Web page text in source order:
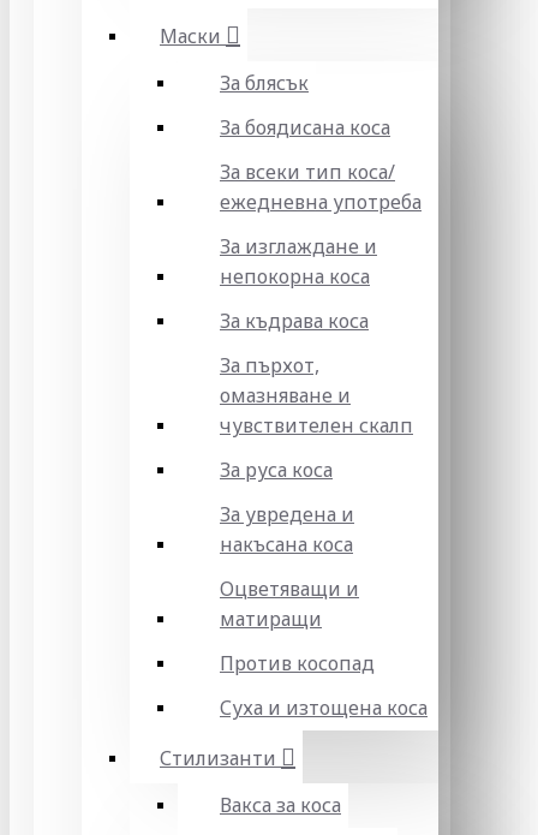
Маски
За блясък
За боядисана коса
За всеки тип коса/
ежедневна употреба
За изглаждане и
непокорна коса
За къдрава коса
За пърхот,
омазняване и
чувствителен скалп
За руса коса
За увредена и
накъсана коса
Оцветяващи и
матиращи
Против косопад
Суха и изтощена коса
Стилизанти
Вакса за коса